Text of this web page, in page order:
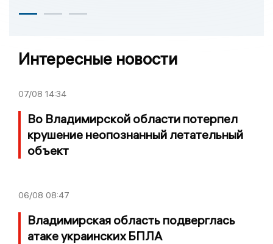
Интересные новости
07/08 14:34
Во Владимирской области потерпел
крушение неопознанный летательный
объект
06/08 08:47
Владимирская область подверглась
атаке украинских БПЛА